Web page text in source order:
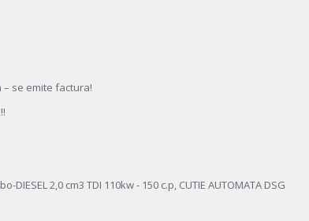
– se emite factura!
2,0 cm3 TDI 110kw - 150 c.p, CUTIE AUTOMATA DSG